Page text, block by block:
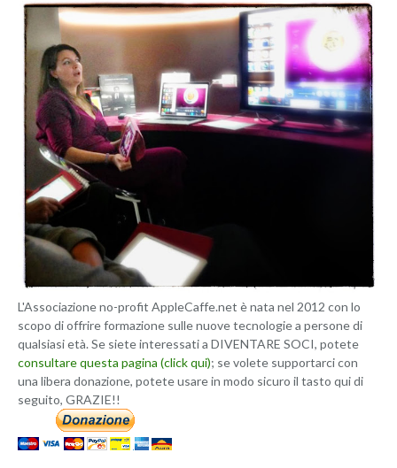
L'Associazione no-profit AppleCaffe.net è nata nel 2012 con lo
scopo di offrire formazione sulle nuove tecnologie a persone di
qualsiasi età. Se siete interessati a DIVENTARE SOCI, potete
consultare questa pagina (click qui); se volete supportarci con
una libera donazione, potete usare in modo sicuro il tasto qui di
seguito, GRAZIE!!